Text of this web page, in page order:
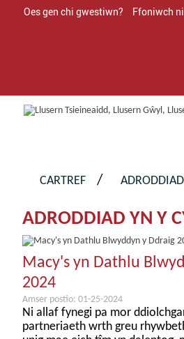
Oes gen chi gwestiwn? Ffoniwch
CARTREF
ADRODDIAD YN Y
Macy's yn Dathlu
2024
Amser postio: 01-25-2024
Ni allaf fynegi pa mor
partneriaeth wrth greu